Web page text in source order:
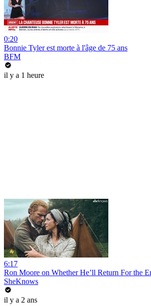
0:20
Bonnie Tyler est morte à l'âge de 75 ans
BFM
il y a 1 heure
6:17
Ron Moore on Whether He’ll Return For the
SheKnows
il y a 2 ans